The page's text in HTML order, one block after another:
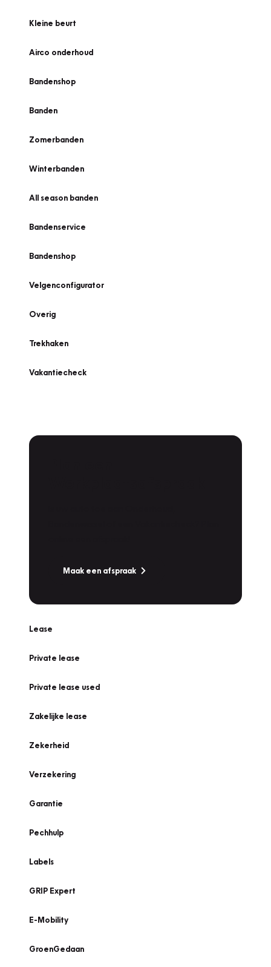
Kleine beurt
Airco onderhoud
Bandenshop
Banden
Zomerbanden
Winterbanden
All season banden
Bandenservice
Bandenshop
Velgenconfigurator
Overig
Trekhaken
Vakantiecheck
Maak een afspraak
Lease
Private lease
Private lease used
Zakelijke lease
Zekerheid
Verzekering
Garantie
Pechhulp
Labels
GRIP Expert
E-Mobility
GroenGedaan